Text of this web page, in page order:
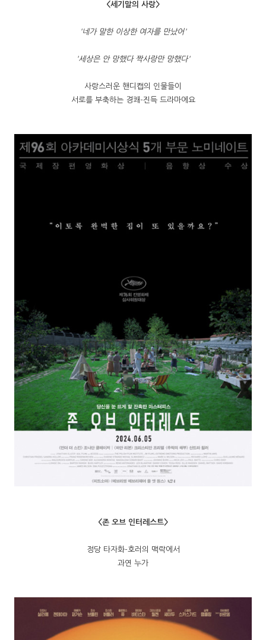
<세기말의 사랑>
'네가 말한 이상한 여자를 만났어'
'세상은 안 망했다 짝사랑만 망했다'
사랑스러운 핸디캡의 인물들이
서로를 부축하는 경쾌-진득 드라마에요
<존 오브 인터레스트>
정당 타자화-호러의 맥락에서
과연 누가